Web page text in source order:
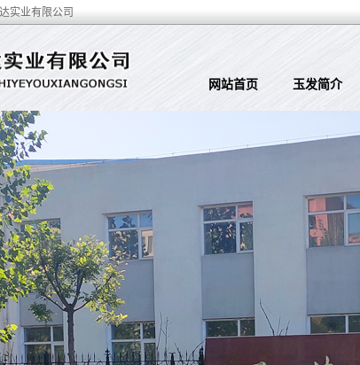
实业有限公司
网站首页 玉发简介